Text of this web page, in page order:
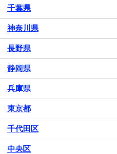
千葉県
神奈川県
長野県
静岡県
兵庫県
東京都
千代田区
中央区